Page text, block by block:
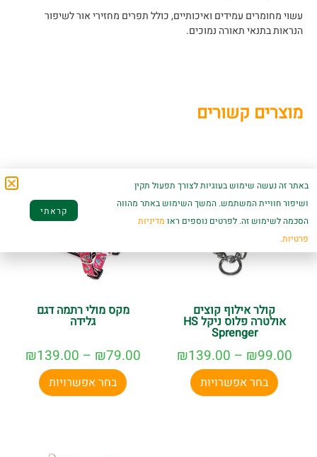
עשוי מחומרים עמידים ואיכותיים, כולל תפרים מחזירי אור לשיפור
הנראות בתנאי תאורה נמוכים.
מוצרים קשורים
קולר אילוף קוצים
אולטרה פלוס ניקל HS
Sprenger
₪99.00
–
₪139.00
בחר אפשרויות
מקס מולי רתמה דגם
גלידה
₪79.00
–
₪139.00
בחר אפשרויות
באתר זה נעשה שימוש בעוגיות לצורך תפעול תקין
ושיפור חוויית המשתמש. המשך השימוש באתר מהווה
הסכמה לשימוש זה. לפרטים נוספים ראו מדיניות
פרטיות.
קראתי